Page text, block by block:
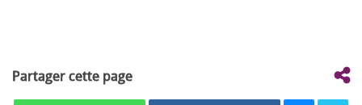
Partager cette page